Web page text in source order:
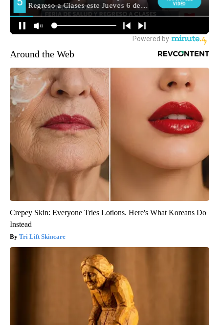
Around the Web
Crepey Skin: Everyone Tries Lotions. Here's What Koreans Do
Instead
Tri Lift Skincare